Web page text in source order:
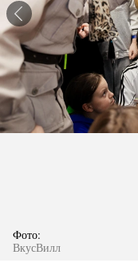
Фото:
ВкусВилл